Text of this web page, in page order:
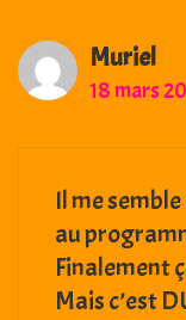
Muriel
18 mars
Il me
au
Finalement
Mais c’est